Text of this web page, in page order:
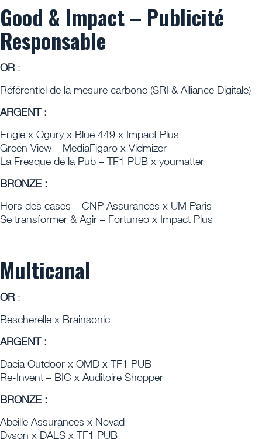
Good & Impact – Publicité
Responsable
OR :
Référentiel de la mesure carbone (SRI & Alliance Digitale)
ARGENT :
Engie x Ogury x Blue 449 x Impact Plus
Green View – MediaFigaro x Vidmizer
La Fresque de la Pub – TF1 PUB x youmatter
BRONZE :
Hors des cases – CNP Assurances x UM Paris
Se transformer & Agir – Fortuneo x Impact Plus
Multicanal
OR :
Bescherelle x Brainsonic
ARGENT :
Dacia Outdoor x OMD x TF1 PUB
Re-Invent – BIC x Auditoire Shopper
BRONZE :
Abeille Assurances x Novad
Dyson x DALS x TF1 PUB